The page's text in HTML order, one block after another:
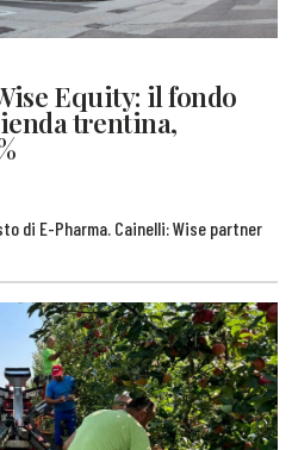
Equity: il fondo
trentina,
di E-Pharma. Cainelli: Wise partner